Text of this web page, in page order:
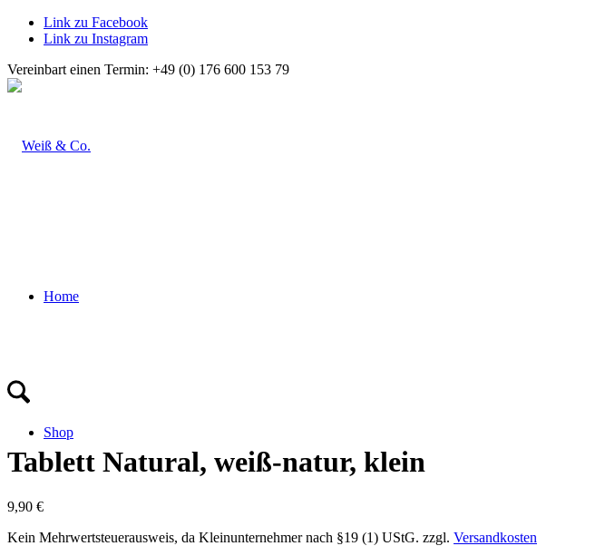
Link zu Facebook
Link zu Instagram
Vereinbart einen Termin: +49 (0) 176 600 153 79
Home
Shop
Tablett Natural, weiß-natur, klein
9,90 €
Kein Mehrwertsteuerausweis, da Kleinunternehmer nach §19 (1) UStG. zzgl. Versandkosten